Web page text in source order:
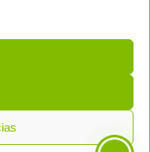
H81419202
| Tel: 915090934 | Email: